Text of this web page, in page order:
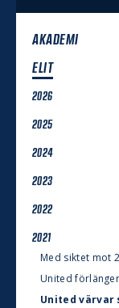
AKADEMI
ELIT
2026
2025
2024
2023
2022
2021
Med siktet mot
United
United värvar